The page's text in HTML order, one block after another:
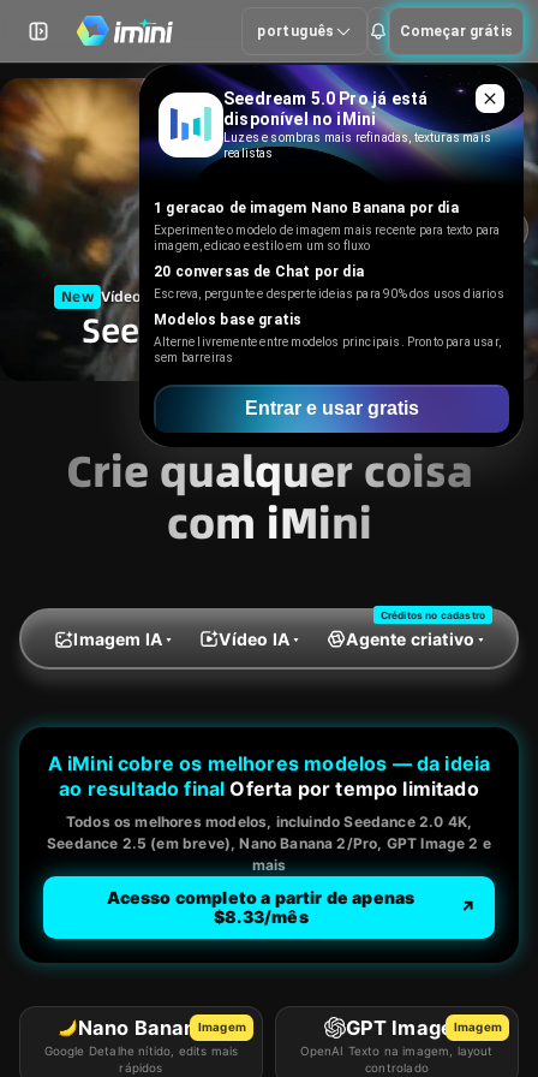
português Começar grátis
Seedance 2.5 em breve
Seedance 2.5 em breve
New Vídeo multimodal · duração mais estável · corte cinema
Crie qualquer coisa
com iMiniSeu agente criativo de
Imagem IA Vídeo IA Agente criativo
Créditos no cadastro
Imagem IA
GPT Image 2
Nano Banana 2
Seedream 5.0 Pro
Midjourney V7
Nano Banana
Seedream 4.5
Seedream 4.0
GPT Image 1
Qwen Image Plus
Qwen Image Edit
Vídeo IA
Seedance 2.0
A iMini cobre os melhores modelos — da ideia
ao resultado final Oferta por tempo limitado
Todos os melhores modelos, incluindo Seedance 2.0 4K,
Seedance 2.5 (em breve), Nano Banana 2/Pro, GPT Image 2 e
mais
Acesso completo a partir de apenas
$8.33/mês
↗
Imagem
Nano Banana 2
Google Detalhe nítido, edits mais
rápidos
Imagem
GPT Image 2
OpenAI Texto na imagem, layout
controlado
Seedream 5.0 Pro já está
disponível no iMini
Luzes e sombras mais refinadas, texturas mais
realistas
1 geracao de imagem Nano Banana por dia
Experimente o modelo de imagem mais recente para texto para
imagem, edicao e estilo em um so fluxo
20 conversas de Chat por dia
Escreva, pergunte e desperte ideias para 90% dos usos diarios
Modelos base gratis
Alterne livremente entre modelos principais. Pronto para usar,
sem barreiras
Entrar e usar gratis